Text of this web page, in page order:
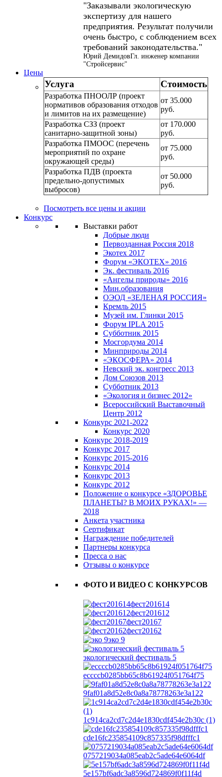
Заказывали экологическую
экспертизу для нашего
предприятия. Результат получили
очень быстро, с соблюдением всех
требований законодательства.
Юрий ДемидовГл. инженер компании
"Стройсервис"
Цены
Услуга Стоимость
Разработка ПНООЛР (проект
нормативов образования отходов
и лимитов на их размещение)
от 35.000
руб.
Разработка СЗЗ (проект
санитарно-защитной зоны)
от 170.000
руб.
Разработка ПМООС (перечень
мероприятий по охране
окружающей среды)
от 75.000
руб.
Разработка ПДВ (проекта
предельно-допустимых
выбросов)
от 50.000
руб.
Посмотреть все цены и акции
Конкурс
Выставки работ
Добрые люди
Первозданная Россия 2018
Экотех 2017
Форум «ЭКОТЕХ» 2016
Эк. фестиваль 2016
«Ангелы природы» 2016
Мин.образования
ОЭОД «ЗЕЛЕНАЯ РОССИЯ»
Кремль 2015
Музей им. Глинки 2015
Форум IPLA 2015
Субботник 2015
Мосгордума 2014
Минприроды 2014
«ЭКОСФЕРА» 2014
Невский эк. конгресс 2013
Дом Союзов 2013
Субботник 2013
«Экология и бизнес 2012»
Всероссийский Выставочный
Центр 2012
Конкурс 2021-2022
Конкурс 2020
Конкурс 2018-2019
Конкурс 2017
Конкурс 2015-2016
Конкурс 2014
Конкурс 2013
Конкурс 2012
Положение о конкурсе «ЗДОРОВЬЕ
ПЛАНЕТЫ? В МОИХ РУКАХ!» —
2018
Анкета участника
Сертификат
Награждение победителей
Партнеры конкурса
Пресса о нас
Отзывы о конкурсе
ФОТО И ВИДЕО С КОНКУРСОВ
фест201614
фест201612
фест20167
фест20162
эко 9
экологический фестиваль 5
eccccb0285bb65c8b61924f051764f75
9faf01a8d52e8c0a8a78778263e3a122
1c914ca2cd7c2d4e1830cdf454e2b30c (1)
cde16fc235854109c857335f98dfffc1
0757219034a085eab2c5ade64e6064df
5e157bf6adc3a8596d724869f0f11f4d